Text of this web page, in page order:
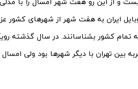
ایران به هفت شهر از شهرهای کشور
تمام کشور بشناسانند. در سال گذشته
بین تهران با دیگر شهرها بود ولی